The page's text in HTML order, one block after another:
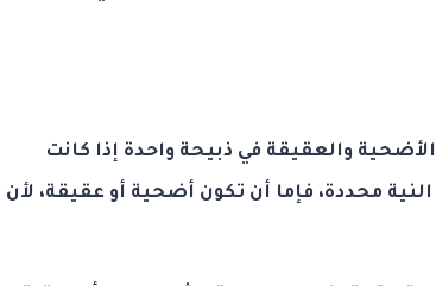
والعقيقة في ذبيحة واحدة إذا كانت
محددة، فإما أن تكون أضحية أو عقيقة، لأن